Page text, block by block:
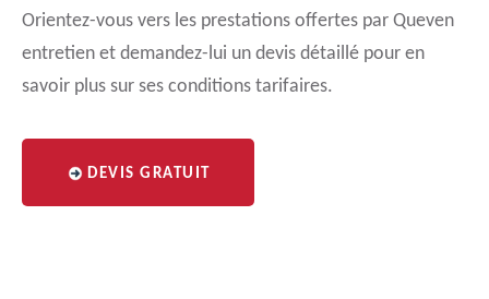
Orientez-vous vers les prestations offertes par Queven
entretien et demandez-lui un devis détaillé pour en
savoir plus sur ses conditions tarifaires.
DEVIS GRATUIT